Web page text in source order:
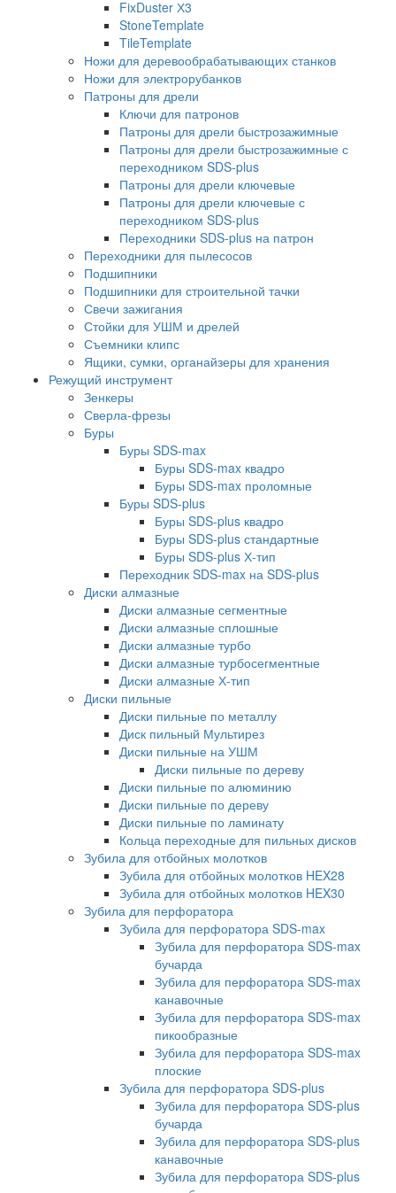
FixDuster Х3
StoneTemplate
TileTemplate
Ножи для деревообрабатывающих станков
Ножи для электрорубанков
Патроны для дрели
Ключи для патронов
Патроны для дрели быстрозажимные
Патроны для дрели быстрозажимные с
переходником SDS-plus
Патроны для дрели ключевые
Патроны для дрели ключевые с
переходником SDS-plus
Переходники SDS-plus на патрон
Переходники для пылесосов
Подшипники
Подшипники для строительной тачки
Свечи зажигания
Стойки для УШМ и дрелей
Съемники клипс
Ящики, сумки, органайзеры для хранения
Режущий инструмент
Зенкеры
Сверла-фрезы
Буры
Буры SDS-max
Буры SDS-max квадро
Буры SDS-max проломные
Буры SDS-plus
Буры SDS-plus квадро
Буры SDS-plus стандартные
Буры SDS-plus Х-тип
Переходник SDS-max на SDS-plus
Диски алмазные
Диски алмазные сегментные
Диски алмазные сплошные
Диски алмазные турбо
Диски алмазные турбосегментные
Диски алмазные Х-тип
Диски пильные
Диски пильные по металлу
Диск пильный Мультирез
Диски пильные на УШМ
Диски пильные по дереву
Диски пильные по алюминию
Диски пильные по дереву
Диски пильные по ламинату
Кольца переходные для пильных дисков
Зубила для отбойных молотков
Зубила для отбойных молотков HEX28
Зубила для отбойных молотков HEX30
Зубила для перфоратора
Зубила для перфоратора SDS-max
Зубила для перфоратора SDS-max
бучарда
Зубила для перфоратора SDS-max
канавочные
Зубила для перфоратора SDS-max
пикообразные
Зубила для перфоратора SDS-max
плоские
Зубила для перфоратора SDS-plus
Зубила для перфоратора SDS-plus
бучарда
Зубила для перфоратора SDS-plus
канавочные
Зубила для перфоратора SDS-plus